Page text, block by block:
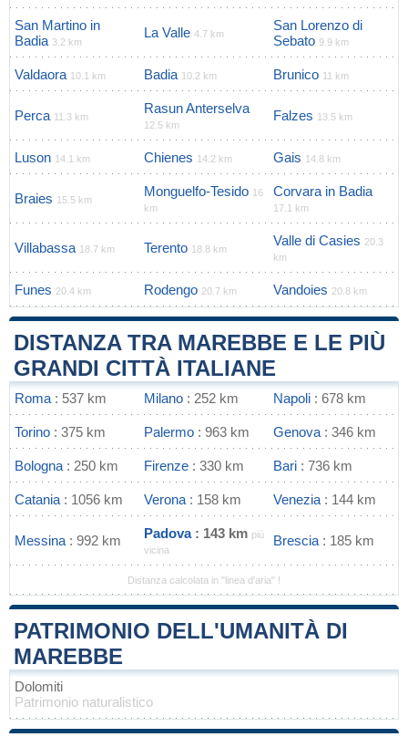
San Martino in
Badia 3.2 km
La Valle 4.7 km
San Lorenzo di
Sebato 9.9 km
Valdaora 10.1 km Badia 10.2 km Brunico 11 km
Perca 11.3 km
Rasun Anterselva
12.5 km
Falzes 13.5 km
Luson 14.1 km Chienes 14.2 km Gais 14.8 km
Braies 15.5 km
Monguelfo-Tesido 16
km
Corvara in Badia
17.1 km
Villabassa 18.7 km Terento 18.8 km
Valle di Casies 20.3
km
Funes 20.4 km Rodengo 20.7 km Vandoies 20.8 km
DISTANZA TRA MAREBBE E LE PIÙ
GRANDI CITTÀ ITALIANE
Roma : 537 km Milano : 252 km Napoli : 678 km
Torino : 375 km Palermo : 963 km Genova : 346 km
Bologna : 250 km Firenze : 330 km Bari : 736 km
Catania : 1056 km Verona : 158 km Venezia : 144 km
Messina : 992 km Padova: 143 km più
vicina
Brescia : 185 km
Distanza calcolata in "linea d'aria" !
PATRIMONIO DELL'UMANITÀ DI
MAREBBE
Dolomiti
Patrimonio naturalistico